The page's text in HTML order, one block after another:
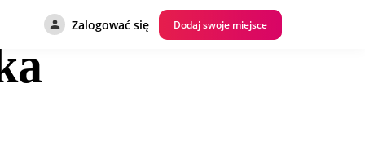
Zalogować się Dodaj swoje miejsce